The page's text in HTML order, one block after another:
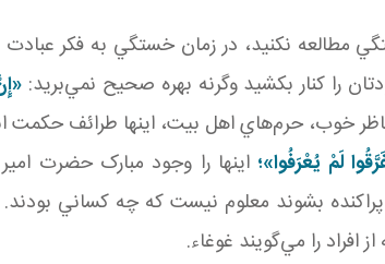
مطالعه نکنيد، در زمان خستگي به فکر
را کنار بکشيد وگرنه بهره صحيح نمي‌بريد:
خوب، حرم‌هاي اهل بيت، اينها طرائف حکمت
لَمْ يُعْرَفُوا»؛ اينها را وجود مبارک حضرت
بشوند معلوم نيست که چه کساني بودند.
را مي‌گويند غوغاء.